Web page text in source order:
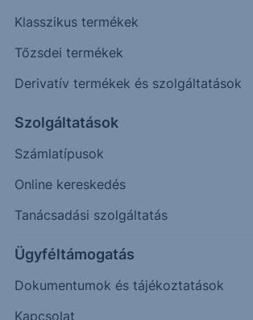
Klasszikus termékek
Tőzsdei termékek
Derivatív termékek és szolgáltatások
Szolgáltatások
Számlatípusok
Online kereskedés
Tanácsadási szolgáltatás
Ügyféltámogatás
Dokumentumok és tájékoztatások
Kapcsolat
25.00